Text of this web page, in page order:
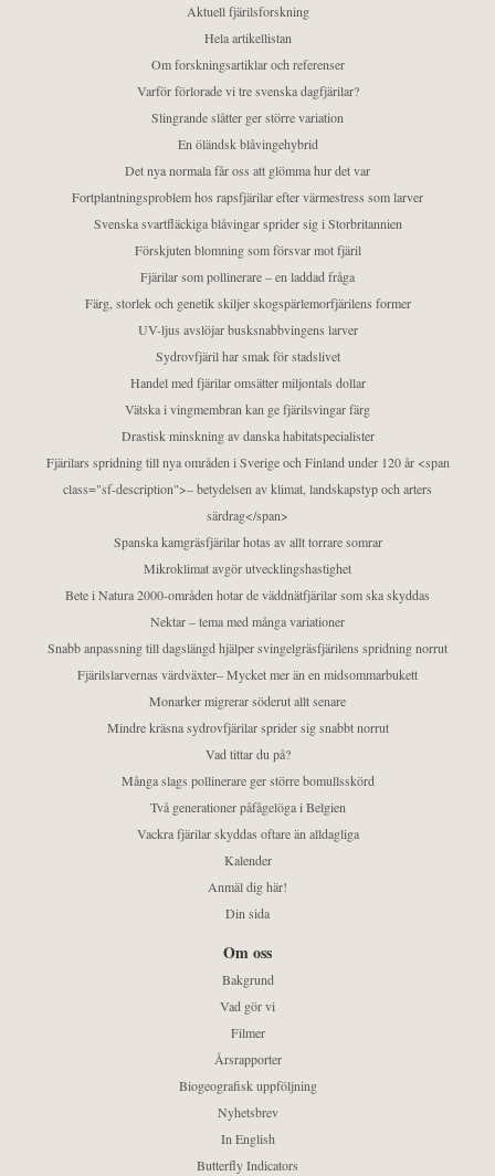
Aktuell fjärilsforskning
Hela artikellistan
Om forskningsartiklar och referenser
Varför förlorade vi tre svenska dagfjärilar?
Slingrande slåtter ger större variation
En öländsk blåvingehybrid
Det nya normala får oss att glömma hur det var
Fortplantningsproblem hos rapsfjärilar efter värmestress som larver
Svenska svartfläckiga blåvingar sprider sig i Storbritannien
Förskjuten blomning som försvar mot fjäril
Fjärilar som pollinerare – en laddad fråga
Färg, storlek och genetik skiljer skogspärlemorfjärilens former
UV-ljus avslöjar busksnabbvingens larver
Sydrovfjäril har smak för stadslivet
Handel med fjärilar omsätter miljontals dollar
Vätska i vingmembran kan ge fjärilsvingar färg
Drastisk minskning av danska habitatspecialister
Fjärilars spridning till nya områden i Sverige och Finland under 120 år <span
class="sf-description">– betydelsen av klimat, landskapstyp och arters
särdrag</span>
Spanska kamgräsfjärilar hotas av allt torrare somrar
Mikroklimat avgör utvecklingshastighet
Bete i Natura 2000-områden hotar de väddnätfjärilar som ska skyddas
Nektar – tema med många variationer
Snabb anpassning till dagslängd hjälper svingelgräsfjärilens spridning norrut
Fjärilslarvernas värdväxter– Mycket mer än en midsommarbukett
Monarker migrerar söderut allt senare
Mindre kräsna sydrovfjärilar sprider sig snabbt norrut
Vad tittar du på?
Många slags pollinerare ger större bomullsskörd
Två generationer påfågelöga i Belgien
Vackra fjärilar skyddas oftare än alldagliga
Kalender
Anmäl dig här!
Din sida
Om oss
Bakgrund
Vad gör vi
Filmer
Årsrapporter
Biogeografisk uppföljning
Nyhetsbrev
In English
Butterfly Indicators